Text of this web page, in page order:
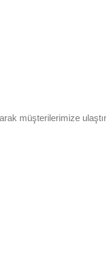
müşterilerimize